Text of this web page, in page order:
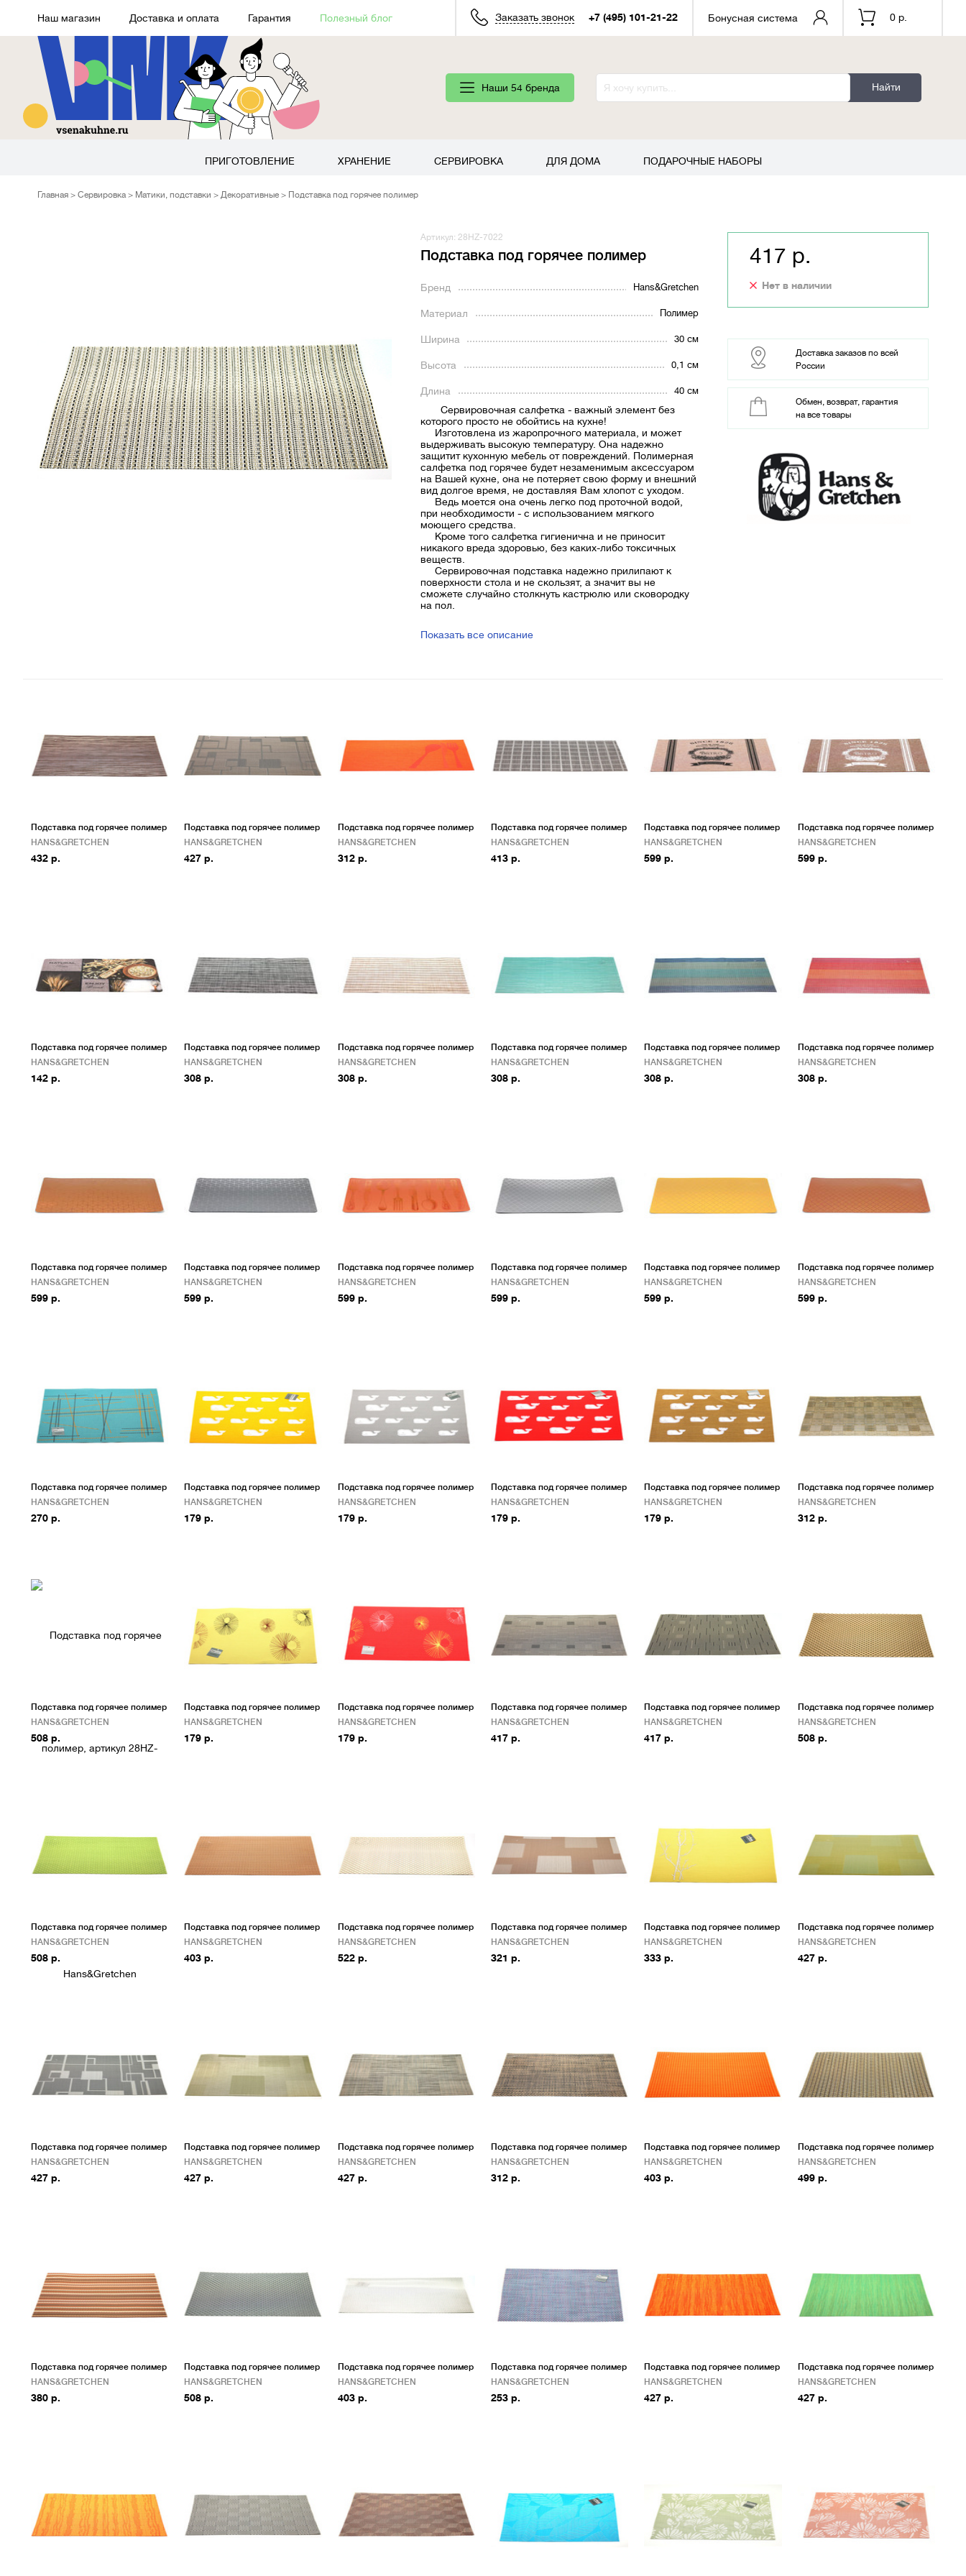
Наш магазин Доставка и оплата Гарантия Полезный блог Заказать звонок +7 (495) 101-21-22 Бонусная система 0 р.
Наши 54 бренда Найти
ПРИГОТОВЛЕНИЕ ХРАНЕНИЕ СЕРВИРОВКА ДЛЯ ДОМА ПОДАРОЧНЫЕ НАБОРЫ
Главная Сервировка Матики, подставки Декоративные Подставка под горячее полимер
Артикул: 28HZ-7022
Подставка под горячее полимер
Бренд Hans&Gretchen
Материал Полимер
Ширина 30 см
Высота 0,1 см
Длина 40 см
Cервировочная салфетка - важный элемент без
которого просто не обойтись на кухне!
Изготовлена из жаропрочного материала, и может
выдерживать высокую температуру. Она надежно
защитит кухонную мебель от повреждений. Полимерная
салфетка под горячее будет незаменимым аксессуаром
на Вашей кухне, она не потеряет свою форму и внешний
вид долгое время, не доставляя Вам хлопот с уходом.
Ведь моется она очень легко под проточной водой,
при необходимости - с использованием мягкого
моющего средства.
Кроме того салфетка гигиенична и не приносит
никакого вреда здоровью, без каких-либо токсичных
веществ.
Сервировочная подставка надежно прилипают к
поверхности стола и не скользят, а значит вы не
сможете случайно столкнуть кастрюлю или сковородку
на пол.
Показать все описание
417 р.
Нет в наличии
Доставка заказов по всей
России
Обмен, возврат, гарантия
на все товары
Подставка под горячее полимер
HANS&GRETCHEN
432 р.
Подставка под горячее полимер
HANS&GRETCHEN
427 р.
Подставка под горячее полимер
HANS&GRETCHEN
312 р.
Подставка под горячее полимер
HANS&GRETCHEN
413 р.
Подставка под горячее полимер
HANS&GRETCHEN
599 р.
Подставка под горячее полимер
HANS&GRETCHEN
599 р.
Подставка под горячее полимер
HANS&GRETCHEN
142 р.
Подставка под горячее полимер
HANS&GRETCHEN
308 р.
Подставка под горячее полимер
HANS&GRETCHEN
308 р.
Подставка под горячее полимер
HANS&GRETCHEN
308 р.
Подставка под горячее полимер
HANS&GRETCHEN
308 р.
Подставка под горячее полимер
HANS&GRETCHEN
308 р.
Подставка под горячее полимер
HANS&GRETCHEN
599 р.
Подставка под горячее полимер
HANS&GRETCHEN
599 р.
Подставка под горячее полимер
HANS&GRETCHEN
599 р.
Подставка под горячее полимер
HANS&GRETCHEN
599 р.
Подставка под горячее полимер
HANS&GRETCHEN
599 р.
Подставка под горячее полимер
HANS&GRETCHEN
599 р.
Подставка под горячее полимер
HANS&GRETCHEN
270 р.
Подставка под горячее полимер
HANS&GRETCHEN
179 р.
Подставка под горячее полимер
HANS&GRETCHEN
179 р.
Подставка под горячее полимер
HANS&GRETCHEN
179 р.
Подставка под горячее полимер
HANS&GRETCHEN
179 р.
Подставка под горячее полимер
HANS&GRETCHEN
312 р.
Подставка под горячее полимер
HANS&GRETCHEN
508 р.
Подставка под горячее полимер
HANS&GRETCHEN
179 р.
Подставка под горячее полимер
HANS&GRETCHEN
179 р.
Подставка под горячее полимер
HANS&GRETCHEN
417 р.
Подставка под горячее полимер
HANS&GRETCHEN
417 р.
Подставка под горячее полимер
HANS&GRETCHEN
508 р.
Подставка под горячее полимер
HANS&GRETCHEN
508 р.
Подставка под горячее полимер
HANS&GRETCHEN
403 р.
Подставка под горячее полимер
HANS&GRETCHEN
522 р.
Подставка под горячее полимер
HANS&GRETCHEN
321 р.
Подставка под горячее полимер
HANS&GRETCHEN
333 р.
Подставка под горячее полимер
HANS&GRETCHEN
427 р.
Подставка под горячее полимер
HANS&GRETCHEN
427 р.
Подставка под горячее полимер
HANS&GRETCHEN
427 р.
Подставка под горячее полимер
HANS&GRETCHEN
427 р.
Подставка под горячее полимер
HANS&GRETCHEN
312 р.
Подставка под горячее полимер
HANS&GRETCHEN
403 р.
Подставка под горячее полимер
HANS&GRETCHEN
499 р.
Подставка под горячее полимер
HANS&GRETCHEN
380 р.
Подставка под горячее полимер
HANS&GRETCHEN
508 р.
Подставка под горячее полимер
HANS&GRETCHEN
403 р.
Подставка под горячее полимер
HANS&GRETCHEN
253 р.
Подставка под горячее полимер
HANS&GRETCHEN
427 р.
Подставка под горячее полимер
HANS&GRETCHEN
427 р.